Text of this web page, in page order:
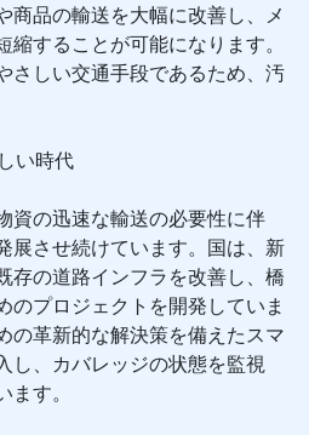
商品の輸送を大幅に改善し、メ
することが可能になります。
さしい交通手段であるため、汚
い時代
資の迅速な輸送の必要性に伴
展させ続けています。国は、新
存の道路インフラを改善し、橋
のプロジェクトを開発していま
の革新的な解決策を備えたスマ
し、カバレッジの状態を監視
す。